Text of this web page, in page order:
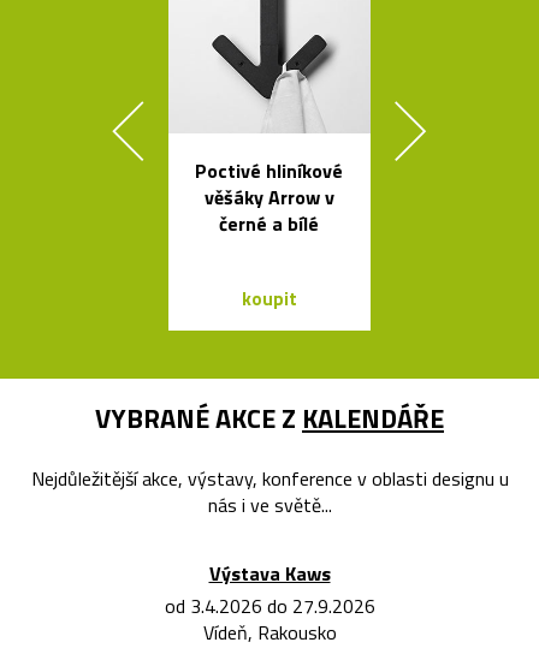
Poctivé hliníkové
věšáky Arrow v
černé a bílé
koupit
VYBRANÉ AKCE Z KALENDÁŘE
Nejdůležitější akce, výstavy, konference v oblasti designu u
nás i ve světě...
Výstava Kaws
od 3.4.2026 do 27.9.2026
Vídeň, Rakousko